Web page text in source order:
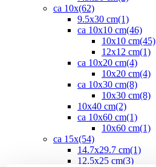
ca 10x(62)
9.5x30 cm(1)
ca 10x10 cm(46)
10x10 cm(45)
12x12 cm(1)
ca 10x20 cm(4)
10x20 cm(4)
ca 10x30 cm(8)
10x30 cm(8)
10x40 cm(2)
ca 10x60 cm(1)
10x60 cm(1)
ca 15x(54)
14.7x29.7 cm(1)
12.5x25 cm(3)